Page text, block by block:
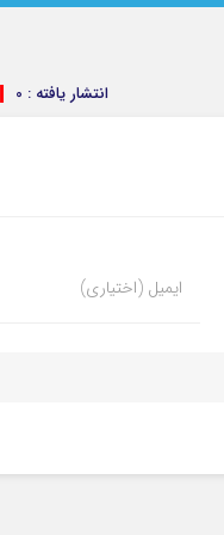
انتشار یافته : 0
ایمیل (اختیاری)